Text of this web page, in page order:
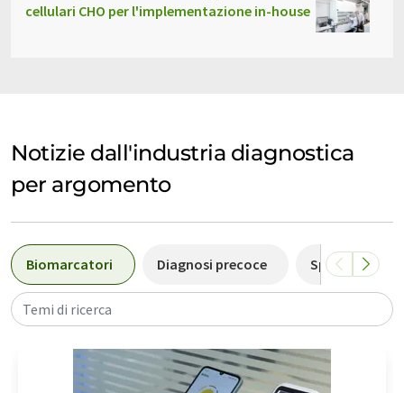
cellulari CHO per l'implementazione in-house
Notizie dall'industria diagnostica
per argomento
Biomarcatori Diagnosi precoce Spettrometria
Temi di ricerca